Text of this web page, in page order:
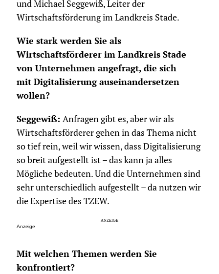
und Michael Seggewiß, Leiter der
Wirtschaftsförderung im Landkreis Stade.
Wie stark werden Sie als
Wirtschaftsförderer im Landkreis Stade
von Unternehmen angefragt, die sich
mit Digitalisierung auseinandersetzen
wollen?
Seggewiß: Anfragen gibt es, aber wir als
Wirtschaftsförderer gehen in das Thema nicht
so tief rein, weil wir wissen, dass Digitalisierung
so breit aufgestellt ist – das kann ja alles
Mögliche bedeuten. Und die Unternehmen sind
sehr unterschiedlich aufgestellt – da nutzen wir
die Expertise des TZEW.
Anzeige
Mit welchen Themen werden Sie
konfrontiert?